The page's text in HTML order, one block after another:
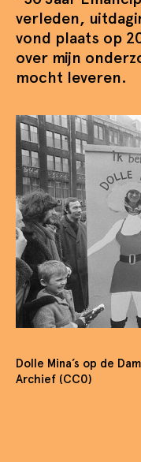
verleden,
vond plaats op
over mijn
mocht leveren.
Dolle Mina’s op de
Archief (CC0)